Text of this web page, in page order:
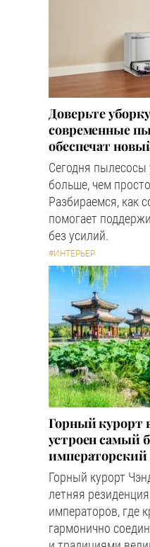
Доверьте
современные
обеспечат
Сегодня
больше, чем
Разбираемся, как
помогает
без усилий.
#ИНТЕРЬЕР
Горный курорт
устроен самый
императорский
Горный курорт
летняя
императоров, где
гармонично